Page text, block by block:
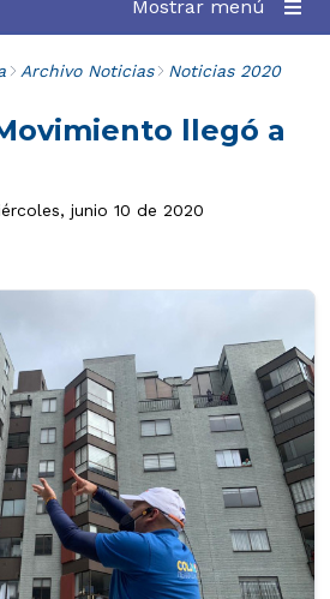
Mostrar menú
Archivo Noticias Noticias 2020
llegó a
junio 10 de 2020